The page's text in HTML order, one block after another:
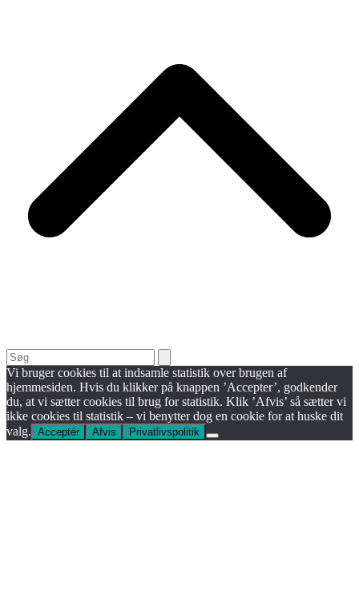
Search
Vi bruger cookies til at indsamle statistik over brugen af
hjemmesiden. Hvis du klikker på knappen ’Accepter’, godkender
du, at vi sætter cookies til brug for statistik. Klik ’Afvis’ så sætter vi
ikke cookies til statistik – vi benytter dog en cookie for at huske dit
valg. Acceptér Afvis Privatlivspolitik